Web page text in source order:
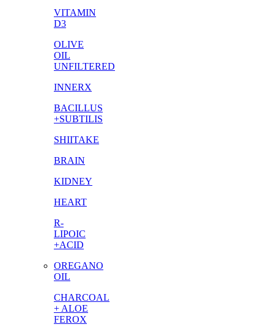
VITAMIN
D3
OLIVE
OIL
UNFILTERED
INNERX
BACILLUS
+SUBTILIS
SHIITAKE
BRAIN
KIDNEY
HEART
R-
LIPOIC
+ACID
OREGANO
OIL
CHARCOAL
+ ALOE
FEROX